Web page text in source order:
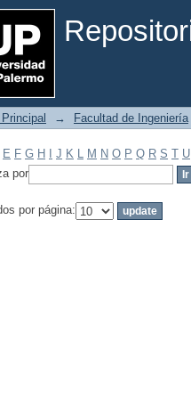
por: Materia
→ Facultad de Ingeniería
E F G H J K L M N O P Q R S T U
por
por página: